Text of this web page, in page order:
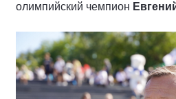
олимпийский чемпион